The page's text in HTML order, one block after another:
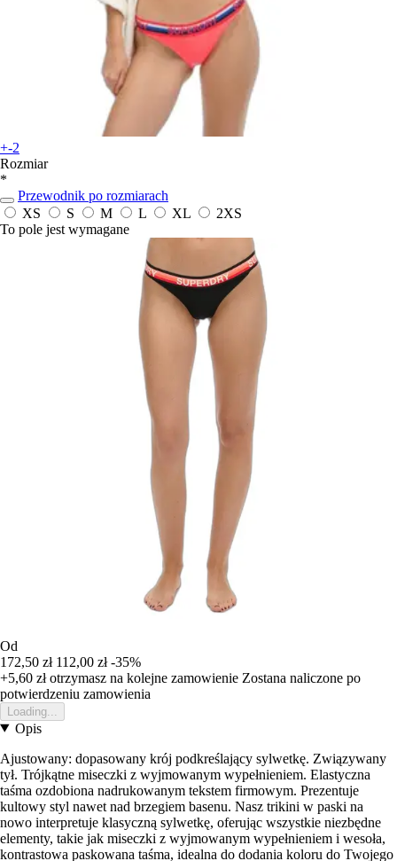
+-2
Rozmiar
*
Przewodnik po rozmiarach
XS
S M L XL
2XS
To pole jest wymagane
Od
172,50 zł 112,00 zł -35%
+5,60 złotrzymasz na kolejne zamowienie Zostana naliczone po
potwierdzeniu zamowienia
Loading...
Opis
Ajustowany: dopasowany krój podkreślający sylwetkę. Związywany
tył. Trójkątne miseczki z wyjmowanym wypełnieniem. Elastyczna
taśma ozdobiona nadrukowanym tekstem firmowym. Prezentuje
kultowy styl nawet nad brzegiem basenu. Nasz trikini w paski na
nowo interpretuje klasyczną sylwetkę, oferując wszystkie niezbędne
elementy, takie jak miseczki z wyjmowanym wypełnieniem i wesoła,
kontrastowa paskowana taśma, idealna do dodania koloru do Twojego